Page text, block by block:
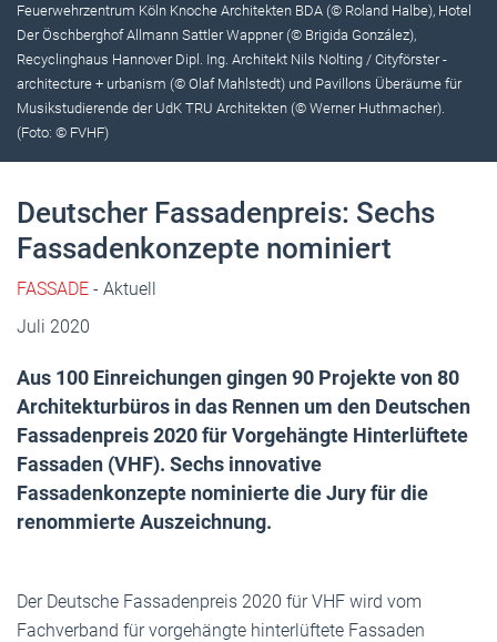
Feuerwehrzentrum Köln Knoche Architekten BDA (© Roland Halbe), Hotel
Der Öschberghof Allmann Sattler Wappner (© Brigida González),
Recyclinghaus Hannover Dipl. Ing. Architekt Nils Nolting / Cityförster -
architecture + urbanism (© Olaf Mahlstedt) und Pavillons Überäume für
Musikstudierende der UdK TRU Architekten (© Werner Huthmacher).
(Foto: © FVHF)
Deutscher Fassadenpreis: Sechs
Fassadenkonzepte nominiert
FASSADE - Aktuell
Juli 2020
Aus 100 Einreichungen gingen 90 Projekte von 80
Architekturbüros in das Rennen um den Deutschen
Fassadenpreis 2020 für Vorgehängte Hinterlüftete
Fassaden (VHF). Sechs innovative
Fassadenkonzepte nominierte die Jury für die
renommierte Auszeichnung.
Der Deutsche Fassadenpreis 2020 für VHF wird vom
Fachverband für vorgehängte hinterlüftete Fassaden